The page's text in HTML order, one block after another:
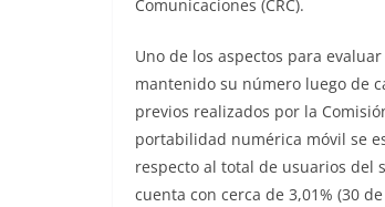
Comunicaciones (CRC).
Uno de los aspectos para
mantenido su número luego de
previos realizados por la
portabilidad numérica móvil se
respecto al total de usuarios del
cuenta con cerca de 3,01% (30